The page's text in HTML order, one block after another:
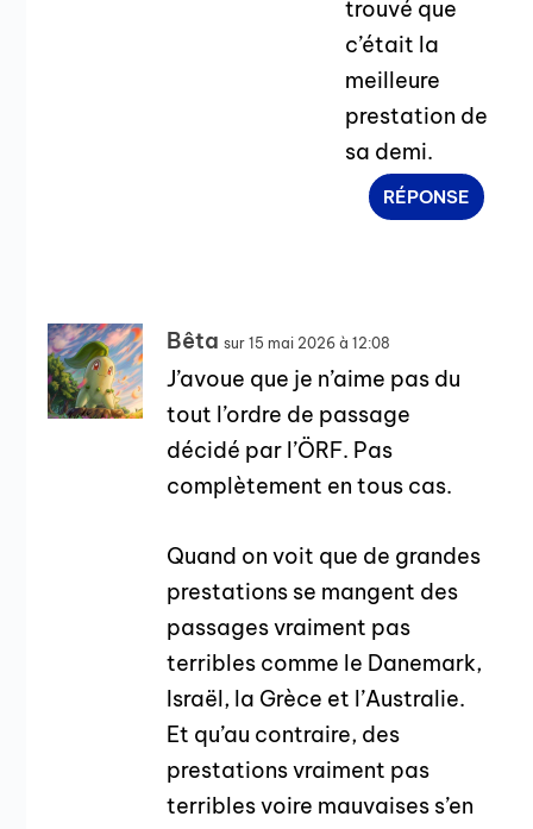
trouvé que
c’était la
meilleure
prestation de
sa demi.
RÉPONSE
Bêta sur 15 mai 2026 à 12:08
J’avoue que je n’aime pas du
tout l’ordre de passage
décidé par l’ÖRF. Pas
complètement en tous cas.
Quand on voit que de grandes
prestations se mangent des
passages vraiment pas
terribles comme le Danemark,
Israël, la Grèce et l’Australie.
Et qu’au contraire, des
prestations vraiment pas
terribles voire mauvaises s’en